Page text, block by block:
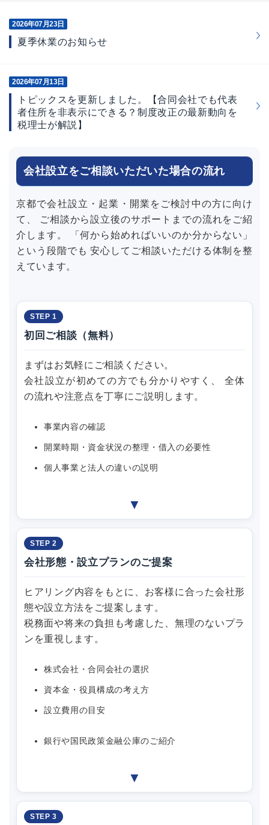
2026年07月23日
夏季休業のお知らせ
2026年07月13日
トピックスを更新しました。【合同会社でも代表
者住所を非表示にできる？制度改正の最新動向を
税理士が解説】
会社設立をご相談いただいた場合の流れ
京都で会社設立・起業・開業をご検討中の方に向け
て、 ご相談から設立後のサポートまでの流れをご紹
介します。 「何から始めればいいのか分からない」
という段階でも 安心してご相談いただける体制を整
えています。
STEP 1
初回ご相談（無料）
まずはお気軽にご相談ください。
会社設立が初めての方でも分かりやすく、 全体
の流れや注意点を丁寧にご説明します。
事業内容の確認
開業時期・資金状況の整理・借入の必要性
個人事業と法人の違いの説明
▼
STEP 2
会社形態・設立プランのご提案
ヒアリング内容をもとに、お客様に合った会社形
態や設立方法をご提案します。
税務面や将来の負担も考慮した、無理のないプラ
ンを重視します。
株式会社・合同会社の選択
資本金・役員構成の考え方
設立費用の目安
銀行や国民政策金融公庫のご紹介
▼
STEP 3